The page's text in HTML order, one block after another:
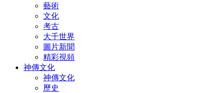
藝術
文化
考古
大千世界
圖片新聞
精彩視頻
神傳文化
神傳文化
歷史